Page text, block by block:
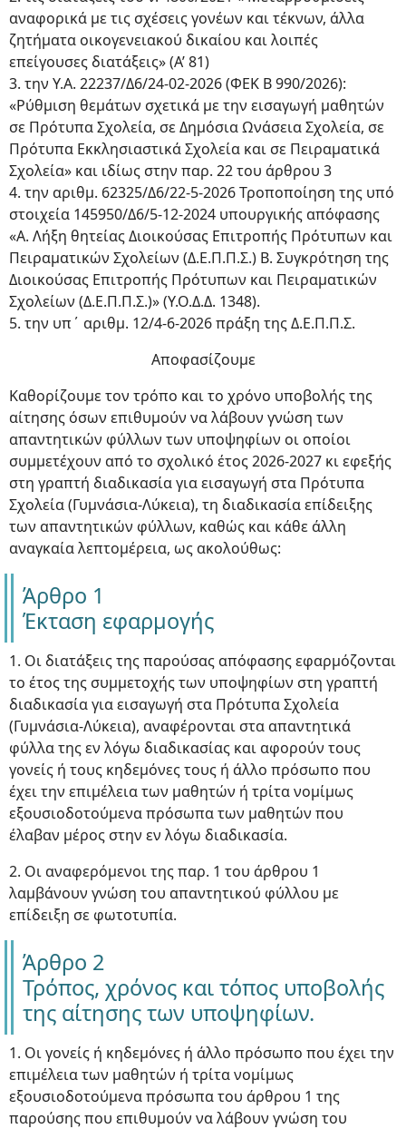
αναφορικά με τις σχέσεις γονέων και τέκνων, άλλα
ζητήματα οικογενειακού δικαίου και λοιπές
επείγουσες διατάξεις» (Α’ 81)
3. την Υ.Α. 22237/Δ6/24-02-2026 (ΦΕΚ Β 990/2026):
«Ρύθμιση θεμάτων σχετικά με την εισαγωγή μαθητών
σε Πρότυπα Σχολεία, σε Δημόσια Ωνάσεια Σχολεία, σε
Πρότυπα Εκκλησιαστικά Σχολεία και σε Πειραματικά
Σχολεία» και ιδίως στην παρ. 22 του άρθρου 3
4. την αριθμ. 62325/Δ6/22-5-2026 Τροποποίηση της υπό
στοιχεία 145950/Δ6/5-12-2024 υπουργικής απόφασης
«Α. Λήξη θητείας Διοικούσας Επιτροπής Πρότυπων και
Πειραματικών Σχολείων (Δ.Ε.Π.Π.Σ.) Β. Συγκρότηση της
Διοικούσας Επιτροπής Πρότυπων και Πειραματικών
Σχολείων (Δ.Ε.Π.Π.Σ.)» (Υ.Ο.Δ.Δ. 1348).
5. την υπ΄ αριθμ. 12/4-6-2026 πράξη της Δ.Ε.Π.Π.Σ.
Αποφασίζουμε
Καθορίζουμε τον τρόπο και το χρόνο υποβολής της
αίτησης όσων επιθυμούν να λάβουν γνώση των
απαντητικών φύλλων των υποψηφίων οι οποίοι
συμμετέχουν από το σχολικό έτος 2026-2027 κι εφεξής
στη γραπτή διαδικασία για εισαγωγή στα Πρότυπα
Σχολεία (Γυμνάσια-Λύκεια), τη διαδικασία επίδειξης
των απαντητικών φύλλων, καθώς και κάθε άλλη
αναγκαία λεπτομέρεια, ως ακολούθως:
Άρθρο 1
Έκταση εφαρμογής
1. Οι διατάξεις της παρούσας απόφασης εφαρμόζονται
το έτος της συμμετοχής των υποψηφίων στη γραπτή
διαδικασία για εισαγωγή στα Πρότυπα Σχολεία
(Γυμνάσια-Λύκεια), αναφέρονται στα απαντητικά
φύλλα της εν λόγω διαδικασίας και αφορούν τους
γονείς ή τους κηδεμόνες τους ή άλλο πρόσωπο που
έχει την επιμέλεια των μαθητών ή τρίτα νομίμως
εξουσιοδοτούμενα πρόσωπα των μαθητών που
έλαβαν μέρος στην εν λόγω διαδικασία.
2. Οι αναφερόμενοι της παρ. 1 του άρθρου 1
λαμβάνουν γνώση του απαντητικού φύλλου με
επίδειξη σε φωτοτυπία.
Άρθρο 2
Τρόπος, χρόνος και τόπος υποβολής
της αίτησης των υποψηφίων.
1. Οι γονείς ή κηδεμόνες ή άλλο πρόσωπο που έχει την
επιμέλεια των μαθητών ή τρίτα νομίμως
εξουσιοδοτούμενα πρόσωπα του άρθρου 1 της
παρούσης που επιθυμούν να λάβουν γνώση του